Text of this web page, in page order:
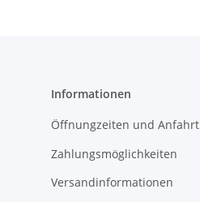
Informationen
Öffnungzeiten und Anfahrt
Zahlungsmöglichkeiten
Versandinformationen